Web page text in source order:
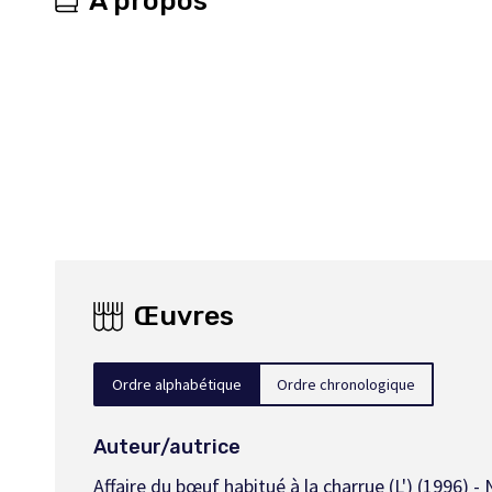
Œuvres
Ordre alphabétique Ordre chronologique
Auteur/autrice
Affaire du bœuf habitué à la charrue (L') (1996) -